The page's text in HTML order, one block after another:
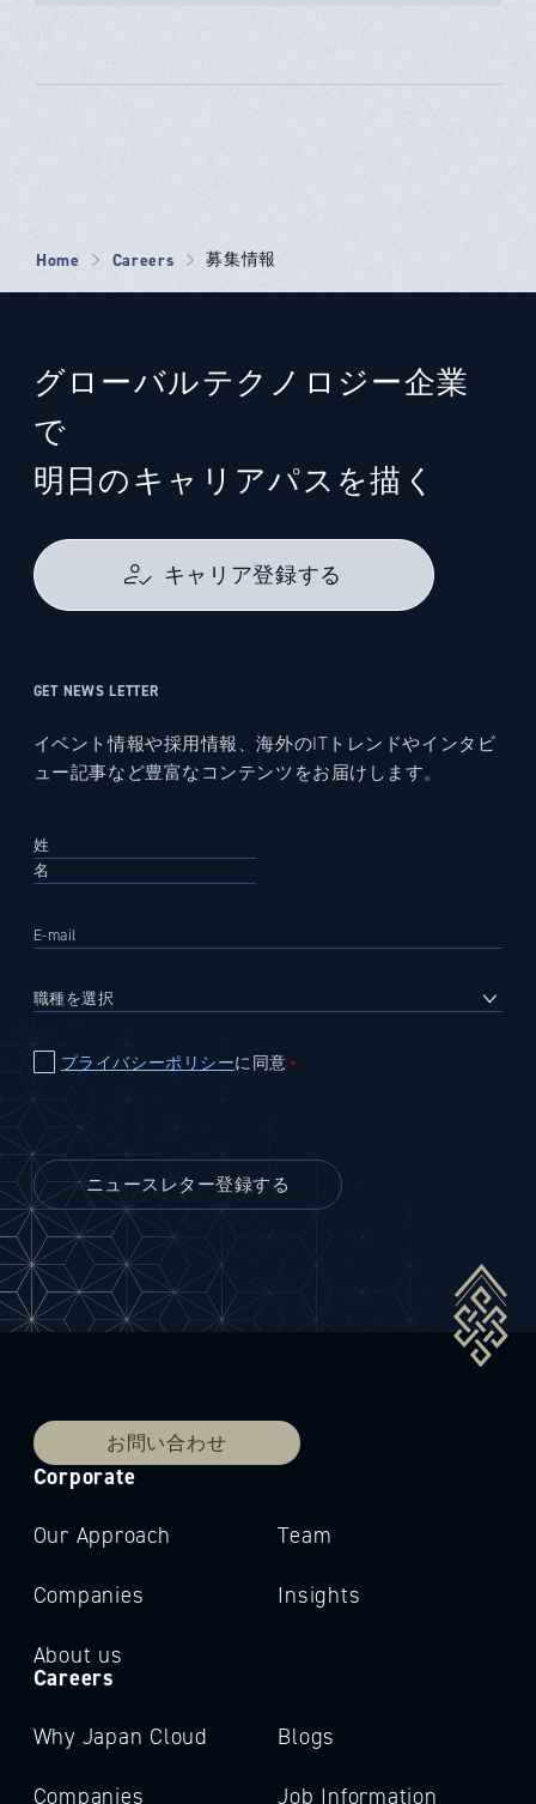
Home Careers 募集情報
グローバルテクノロジー企業
で
明日のキャリアパスを描く
キャリア登録する
GET NEWS LETTER
イベント情報や採用情報、海外のITトレンドやインタビ
ュー記事など豊富なコンテンツをお届けします。
プライバシーポリシーに同意 ＊
お問い合わせ
Corporate
Our Approach
Companies
About us
Team
Insights
Careers
Why Japan Cloud
Companies
Blogs
Job Information